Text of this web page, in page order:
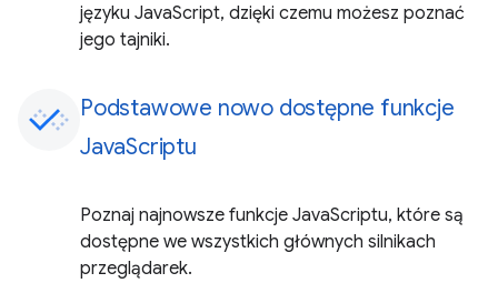
języku JavaScript, dzięki czemu możesz poznać
jego tajniki.
Podstawowe nowo dostępne funkcje
JavaScriptu
Poznaj najnowsze funkcje JavaScriptu, które są
dostępne we wszystkich głównych silnikach
przeglądarek.